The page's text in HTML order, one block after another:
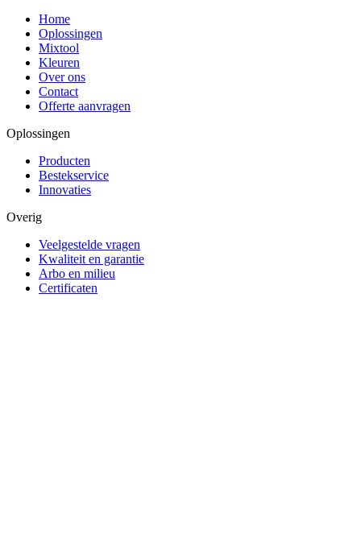
Home
Oplossingen
Mixtool
Kleuren
Over ons
Contact
Offerte aanvragen
Oplossingen
Producten
Bestekservice
Innovaties
Overig
Veelgestelde vragen
Kwaliteit en garantie
Arbo en milieu
Certificaten